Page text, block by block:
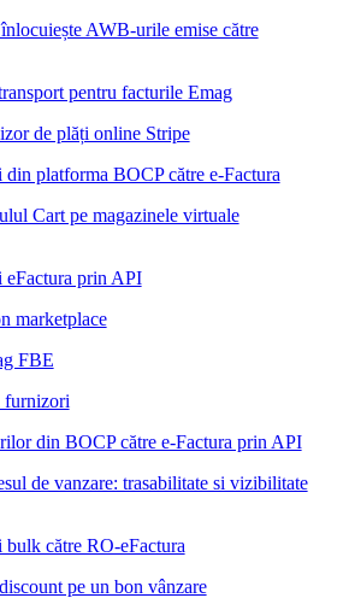
AWB-urile emise către
pentru facturile Emag
de plăți online Stripe
platforma BOCP către e-Factura
Cart pe magazinele virtuale
prin API
marketplace
FBE
furnizori
din BOCP către e-Factura prin API
de vanzare: trasabilitate si vizibilitate
către RO-eFactura
pe un bon vânzare